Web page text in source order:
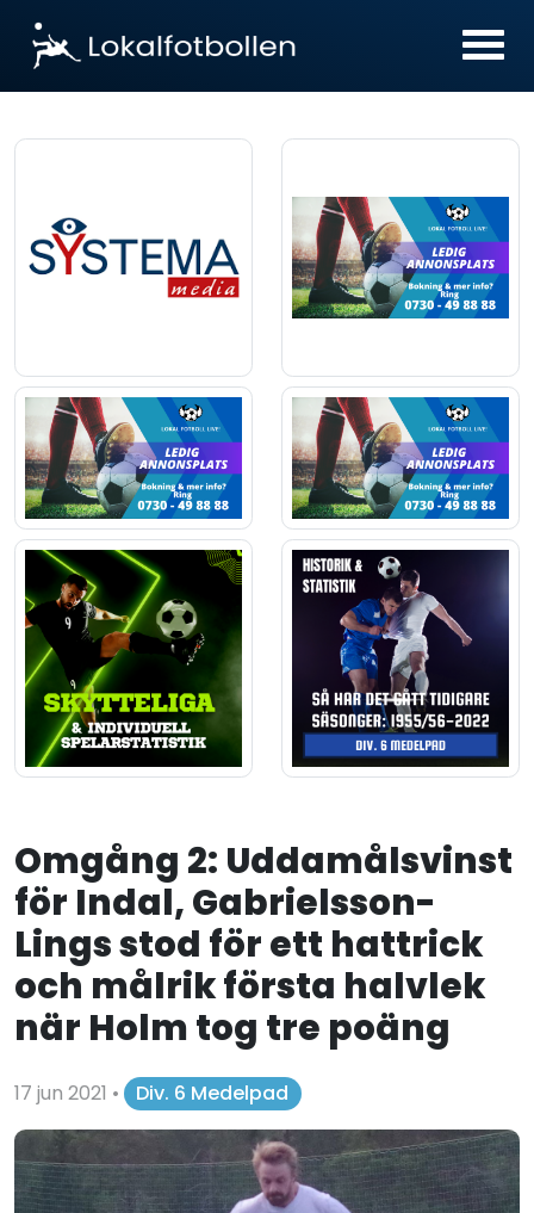
Omgång 2: Uddamålsvinst
för Indal, Gabrielsson-
Lings stod för ett hattrick
och målrik första halvlek
när Holm tog tre poäng
17 jun 2021 • Div. 6 Medelpad